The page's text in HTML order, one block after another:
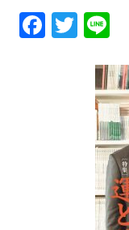
F
a
T
w
itt
er
e